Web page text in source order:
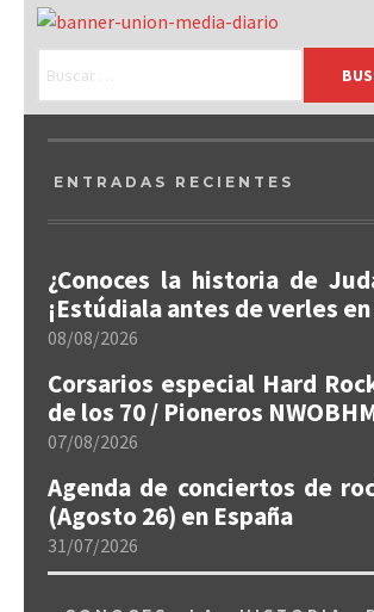
ENTRADAS RECIENTES
¿Conoces la historia de
¡Estúdiala antes de verles
08/08/2026
Corsarios especial Hard
de los 70 / Pioneros
07/08/2026
Agenda de conciertos de
(Agosto 26) en España
31/07/2026